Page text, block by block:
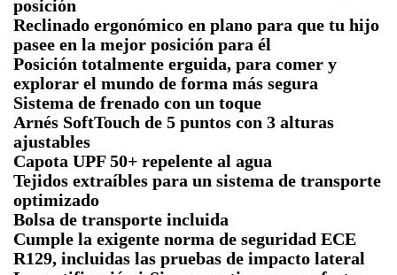
posición
Reclinado ergonómico en plano para que tu hijo
pasee en la mejor posición para él
Posición totalmente erguida, para comer y
explorar el mundo de forma más segura
Sistema de frenado con un toque
Arnés SoftTouch de 5 puntos con 3 alturas
ajustables
Capota UPF 50+ repelente al agua
Tejidos extraíbles para un sistema de transporte
optimizado
Bolsa de transporte incluida
Cumple la exigente norma de seguridad ECE
R129, incluidas las pruebas de impacto lateral